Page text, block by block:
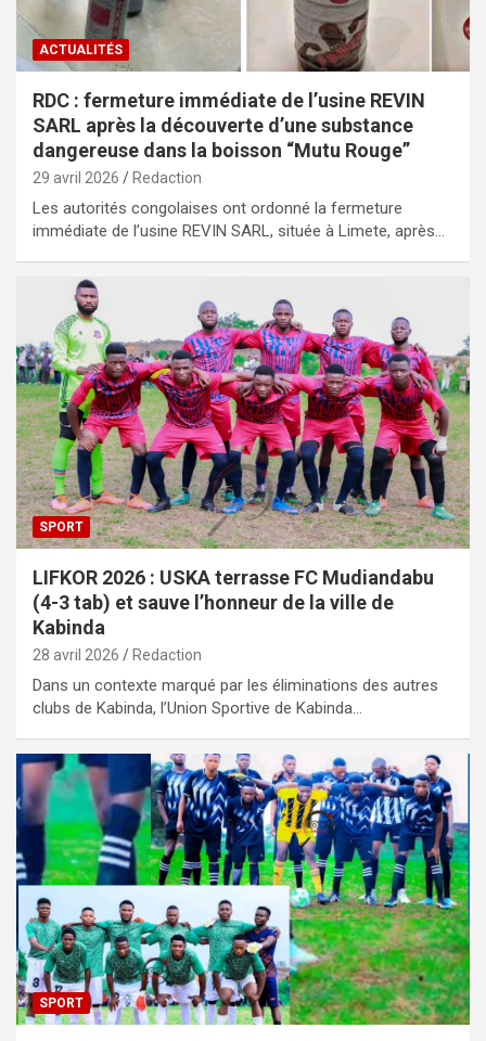
ACTUALITÉS
RDC : fermeture immédiate de l’usine REVIN
SARL après la découverte d’une substance
dangereuse dans la boisson “Mutu Rouge”
29 avril 2026 Redaction
Les autorités congolaises ont ordonné la fermeture
immédiate de l’usine REVIN SARL, située à Limete, après…
SPORT
LIFKOR 2026 : USKA terrasse FC Mudiandabu
(4-3 tab) et sauve l’honneur de la ville de
Kabinda
28 avril 2026 Redaction
Dans un contexte marqué par les éliminations des autres
clubs de Kabinda, l’Union Sportive de Kabinda…
SPORT